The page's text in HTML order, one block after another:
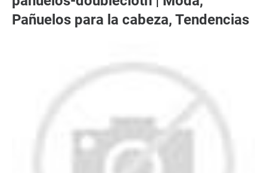
Pañuelos para la cabeza, Tendencias